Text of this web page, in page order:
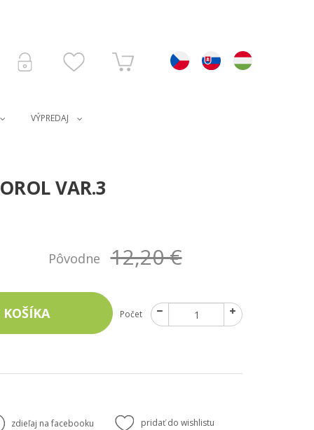
VÝPREDAJ
VAR.3
Pôvodne 12,20 €
Počet
zdieľaj na facebooku pridať do wishlistu